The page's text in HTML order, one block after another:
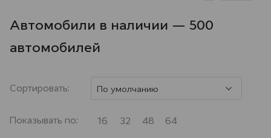
Автомобили в наличии — 500
автомобилей
Сортировать: По умолчанию
Показывать по: 16 32 48 64